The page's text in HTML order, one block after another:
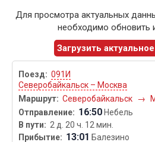
Для просмотра актуальных
необходимо обновить
Загрузить
091И
Северобайкальск – Москва
Северобайкальск
→
16:50 Небель
2 д. 20 ч. 12 мин.
13:01 Балезино